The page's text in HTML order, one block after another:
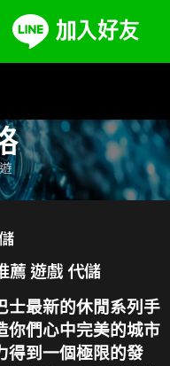
薦 遊戲 代儲
士最新的休閒系列手
你們心中完美的城市
得到一個極限的發